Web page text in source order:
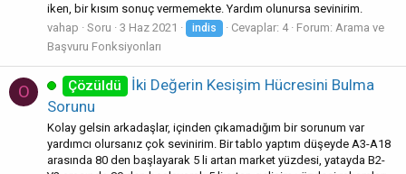
iken, bir kısım sonuç vermemekte. Yardım olunursa sevinirim.
vahap
Soru 3 Haz 2021 indis Cevaplar: 4 Forum: Arama ve
Başvuru Fonksiyonları
O Çözüldü
İki Değerin Kesişim Hücresini Bulma
Sorunu
Kolay gelsin arkadaşlar, içinden çıkamadığım bir sorunum var
yardımcı olursanız çok sevinirim. Bir tablo yaptım düşeyde A3-A18
arasında 80 den başlayarak 5 li artan market yüzdesi, yatayda B2-